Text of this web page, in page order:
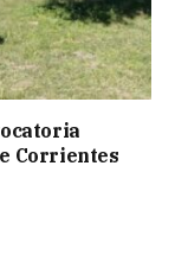
Corrientes